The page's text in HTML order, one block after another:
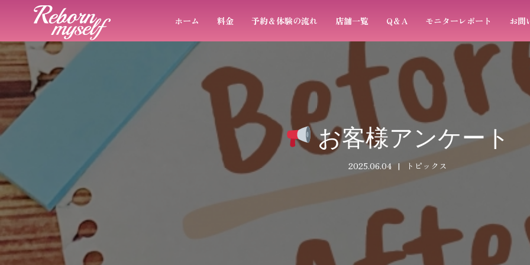
ホーム 料金 予約＆体験の流れ 店舗一覧 Q＆A モニターレポート お問
お客様アンケート
2025.06.04 トピックス